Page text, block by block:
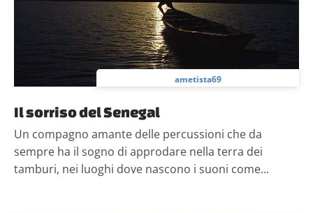
ametista69
Il sorriso del Senegal
Un compagno amante delle percussioni che da
sempre ha il sogno di approdare nella terra dei
tamburi, nei luoghi dove nascono i suoni come...